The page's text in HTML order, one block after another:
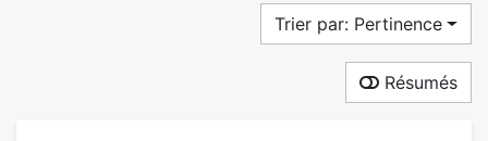
Trier par: Pertinence
Résumés